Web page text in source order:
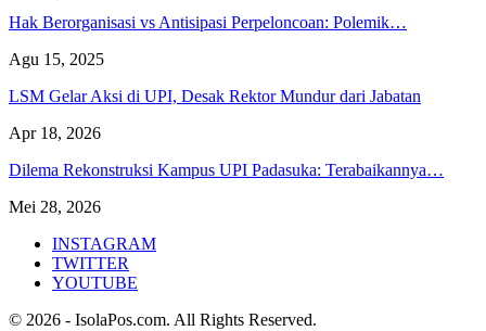
Hak Berorganisasi vs Antisipasi Perpeloncoan: Polemik…
Agu 15, 2025
LSM Gelar Aksi di UPI, Desak Rektor Mundur dari Jabatan
Apr 18, 2026
Dilema Rekonstruksi Kampus UPI Padasuka: Terabaikannya…
Mei 28, 2026
INSTAGRAM
TWITTER
YOUTUBE
© 2026 - IsolaPos.com. All Rights Reserved.